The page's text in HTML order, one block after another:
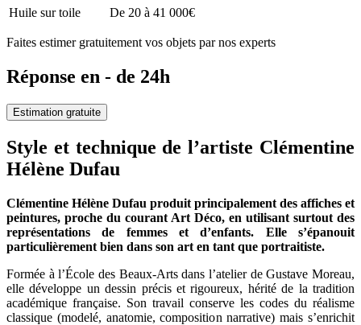
Huile sur toile De 20 à 41 000€
Faites estimer gratuitement vos objets par nos experts
Réponse en - de 24h
Estimation gratuite
Style et technique de l’artiste Clémentine
Hélène Dufau
Clémentine Hélène Dufau produit principalement des affiches et
peintures, proche du courant Art Déco, en utilisant surtout des
représentations de femmes et d’enfants. Elle s’épanouit
particulièrement bien dans son art en tant que portraitiste.
Formée à l’École des Beaux-Arts dans l’atelier de Gustave Moreau,
elle développe un dessin précis et rigoureux, hérité de la tradition
académique française. Son travail conserve les codes du réalisme
classique (modelé, anatomie, composition narrative) mais s’enrichit